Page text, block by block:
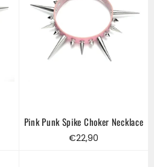
Pink Punk Spike Choker Necklace
Regular
€22,90